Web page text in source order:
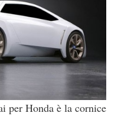
per Honda è la cornice